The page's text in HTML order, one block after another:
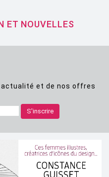
ET NOUVELLES
et de nos offres
S'inscrire